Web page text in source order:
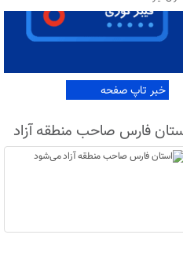
خبر تاپ صفحه
فارس صاحب منطقه آزاد